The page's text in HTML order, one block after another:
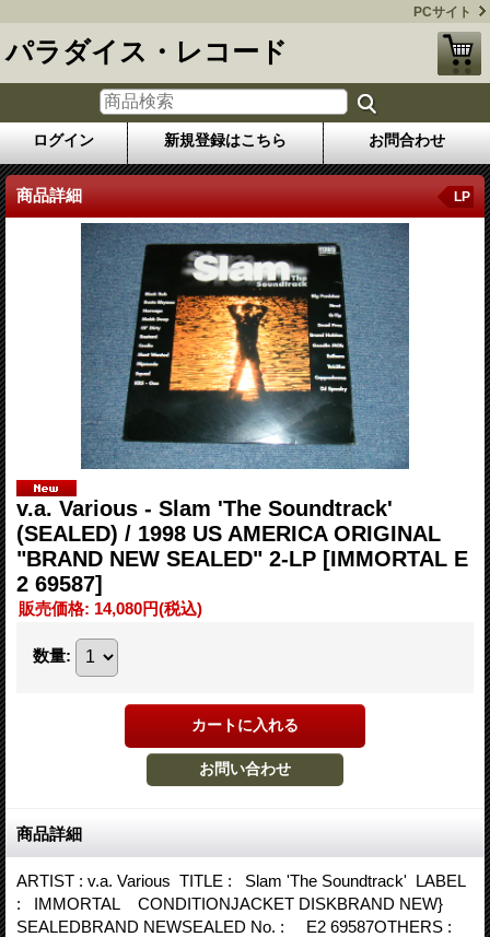
PCサイト
パラダイス・レコード
ログイン 新規登録はこちら お問合わせ
商品詳細 LP
v.a. Various ‎- Slam 'The Soundtrack'
(SEALED) / 1998 US AMERICA ORIGINAL
"BRAND NEW SEALED" 2-LP [IMMORTAL E
2 69587]
販売価格: 14,080円(税込)
数量:
商品詳細
ARTIST : v.a. Various ‎ TITLE : Slam 'The Soundtrack' LABEL
: IMMORTAL CONDITIONJACKET DISKBRAND NEW}
SEALEDBRAND NEWSEALED No. : E2 69587OTHERS :